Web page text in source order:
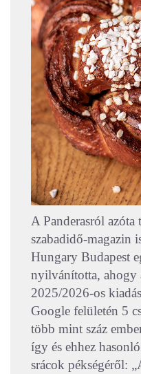
A Panderasról azóta
szabadidő-magazin
Hungary Budapest
nyilvánította, ahogy
2025/2026-os
Google felületén 5
több mint száz
így és ehhez
srácok pékségéről: